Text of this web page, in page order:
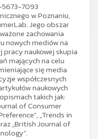
7093
w Poznaniu,
Jego obszar
zachowania
nowych mediów na
naukowej skupia
mających na celu
się media
współczesnych
naukowych
takich jak:
of Consumer
„Trends in
„British Journal of